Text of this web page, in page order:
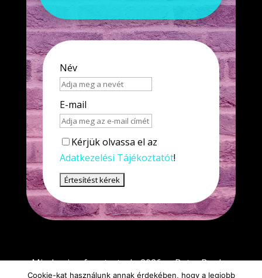
Név
E-mail
Kérjük olvassa el az
Adatkezelési Tájékoztatót!
Minden jog fenntartva! - 2026 - eBetegBar.hu
Cookie-kat használunk annak érdekében, hogy a legjobb